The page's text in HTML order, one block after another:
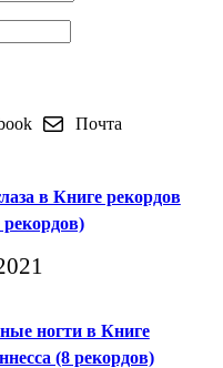
Почта
в Книге рекордов
рекордов)
ногти в Книге
(8 рекордов)